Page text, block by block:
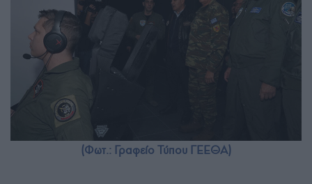
(Φωτ.: Γραφείο Τύπου ΓΕΕΘΑ)